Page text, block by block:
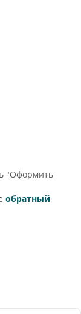
"Оформить
обратный